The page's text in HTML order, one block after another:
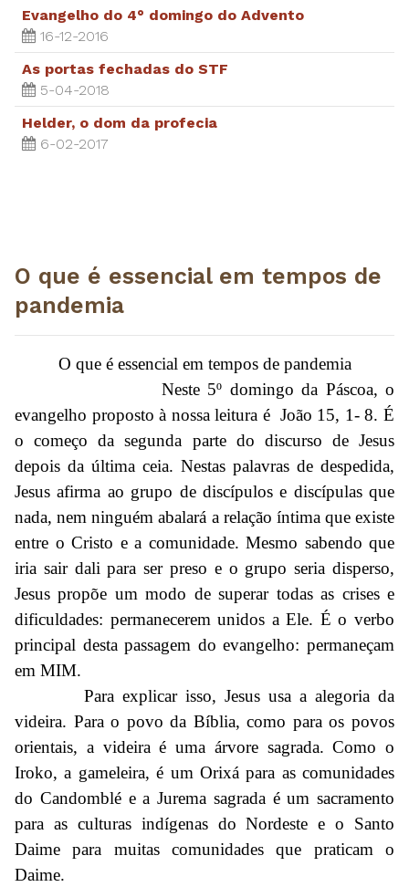
Evangelho do 4° domingo do Advento
16-12-2016
As portas fechadas do STF
5-04-2018
Helder, o dom da profecia
6-02-2017
O que é essencial em tempos de
pandemia
O que é essencial em tempos de pandemia
Neste 5º domingo da Páscoa, o
evangelho proposto à nossa leitura é João 15, 1- 8. É
o começo da segunda parte do discurso de Jesus
depois da última ceia. Nestas palavras de despedida,
Jesus afirma ao grupo de discípulos e discípulas que
nada, nem ninguém abalará a relação íntima que existe
entre o Cristo e a comunidade. Mesmo sabendo que
iria sair dali para ser preso e o grupo seria disperso,
Jesus propõe um modo de superar todas as crises e
dificuldades: permanecerem unidos a Ele. É o verbo
principal desta passagem do evangelho: permaneçam
em MIM.
Para explicar isso, Jesus usa a alegoria da
videira. Para o povo da Bíblia, como para os povos
orientais, a videira é uma árvore sagrada. Como o
Iroko, a gameleira, é um Orixá para as comunidades
do Candomblé e a Jurema sagrada é um sacramento
para as culturas indígenas do Nordeste e o Santo
Daime para muitas comunidades que praticam o
Daime.